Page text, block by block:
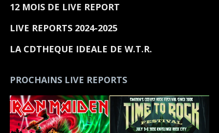
12 MOIS DE LIVE REPORT
LIVE REPORTS 2024-2025
LA CDTHEQUE IDEALE DE W.T.R.
PROCHAINS LIVE REPORTS